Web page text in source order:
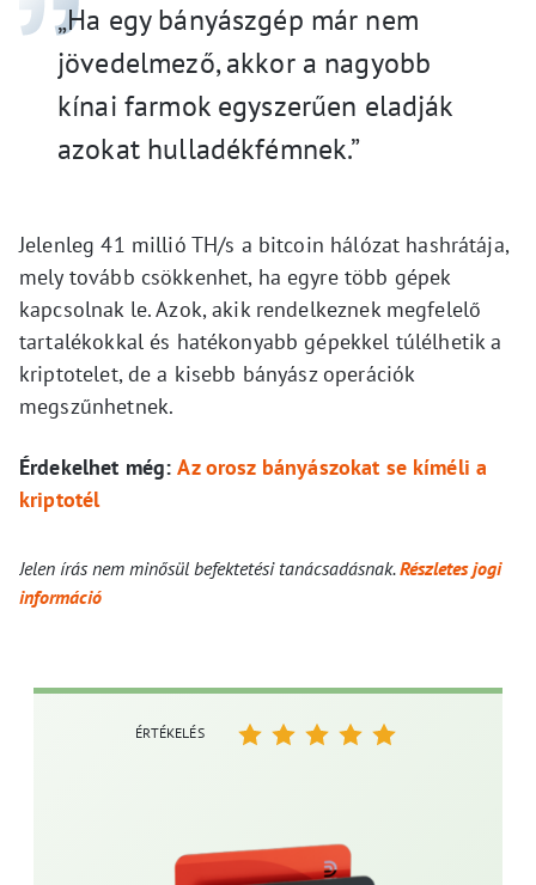
„Ha egy bányászgép már nem
jövedelmező, akkor a nagyobb
kínai farmok egyszerűen eladják
azokat hulladékfémnek.”
Jelenleg 41 millió TH/s a bitcoin hálózat hashrátája,
mely tovább csökkenhet, ha egyre több gépek
kapcsolnak le. Azok, akik rendelkeznek megfelelő
tartalékokkal és hatékonyabb gépekkel túlélhetik a
kriptotelet, de a kisebb bányász operációk
megszűnhetnek.
Érdekelhet még: Az orosz bányászokat se kíméli a
kriptotél
Jelen írás nem minősül befektetési tanácsadásnak.Részletes jogi
információ
ÉRTÉKELÉS